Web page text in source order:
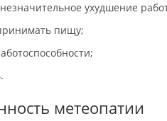
незначительное ухудшение
пищу;
метеопатии